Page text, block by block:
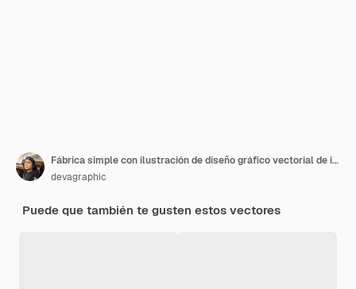
Fábrica simple con ilustración de diseño gráfico vectorial de icono de símbolo de logotipo de puesta de sol
devagraphic
Puede que también te gusten estos vectores